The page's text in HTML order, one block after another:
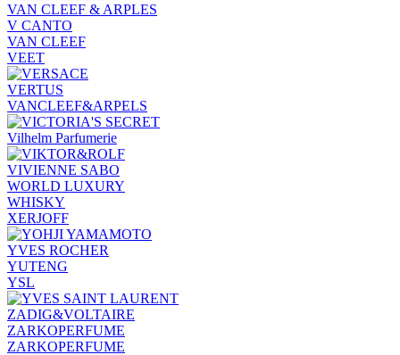
VAN CLEEF & ARPLES
V CANTO
VAN CLEEF
VEET
VERTUS
VANCLEEF&ARPELS
Vilhelm Parfumerie
VIVIENNE SABO
WORLD LUXURY
WHISKY
XERJOFF
YVES ROCHER
YUTENG
YSL
ZADIG&VOLTAIRE
ZARKOPERFUME
ZARKOPERFUME